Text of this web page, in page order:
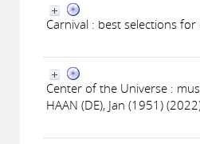
Carnival : best selections
Center of the Universe :
HAAN (DE), Jan (1951)